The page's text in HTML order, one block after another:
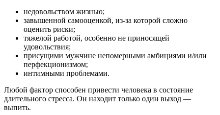
недовольством жизнью;
завышенной самооценкой, из-за которой сложно
оценить риски;
тяжелой работой, особенно не приносящей
удовольствия;
присущими мужчине непомерными амбициями и/или
перфекционизмом;
интимными проблемами.
Любой фактор способен привести человека в состояние
длительного стресса. Он находит только один выход —
выпить.